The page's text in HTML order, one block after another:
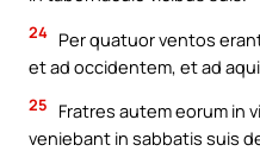
24 Per quatuor ventos
et ad occidentem, et ad
25
Fratres autem eorum in
veniebant in sabbatis suis